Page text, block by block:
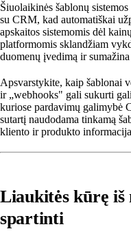
Šiuolaikinės šablonų
su CRM, kad automatiškai
apskaitos sistemomis dėl
platformomis sklandžiam
duomenų įvedimą ir
Apsvarstykite, kaip šablonai
ir „webhooks" gali sukurti
kuriose pardavimų galimybė
sutartį naudodama tinkamą
kliento ir produkto
Liaukitės kūrę iš
spartinti